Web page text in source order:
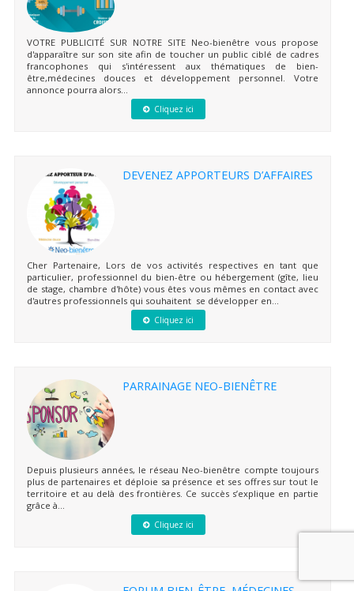
VOTRE PUBLICITÉ SUR NOTRE SITE Neo-bienêtre vous propose
d'apparaître sur son site afin de toucher un public ciblé de cadres
francophones qui s'intéressent aux thématiques de bien-
être,médecines douces et développement personnel. Votre
annonce pourra alors...
Cliquez ici
DEVENEZ APPORTEURS D’AFFAIRES
Cher Partenaire, Lors de vos activités respectives en tant que
particulier, professionnel du bien-être ou hébergement (gîte, lieu
de stage, chambre d'hôte) vous êtes vous mêmes en contact avec
d'autres professionnels qui souhaitent se développer en...
Cliquez ici
PARRAINAGE NEO-BIENÊTRE
Depuis plusieurs années, le réseau Neo-bienêtre compte toujours
plus de partenaires et déploie sa présence et ses offres sur tout le
territoire et au delà des frontières. Ce succès s’explique en partie
grâce à...
Cliquez ici